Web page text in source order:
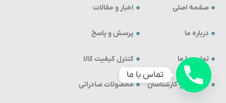
صفحه اصلی
درباره ما
تماس با ما
مشاوران و کارشناسان
اخبار و مقالات
پرسش و پاسخ
کنترل کیفیت کالا
محصولات صادراتی
تماس با ما